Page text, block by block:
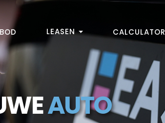
LEASEN CALCULATOR
AUTO